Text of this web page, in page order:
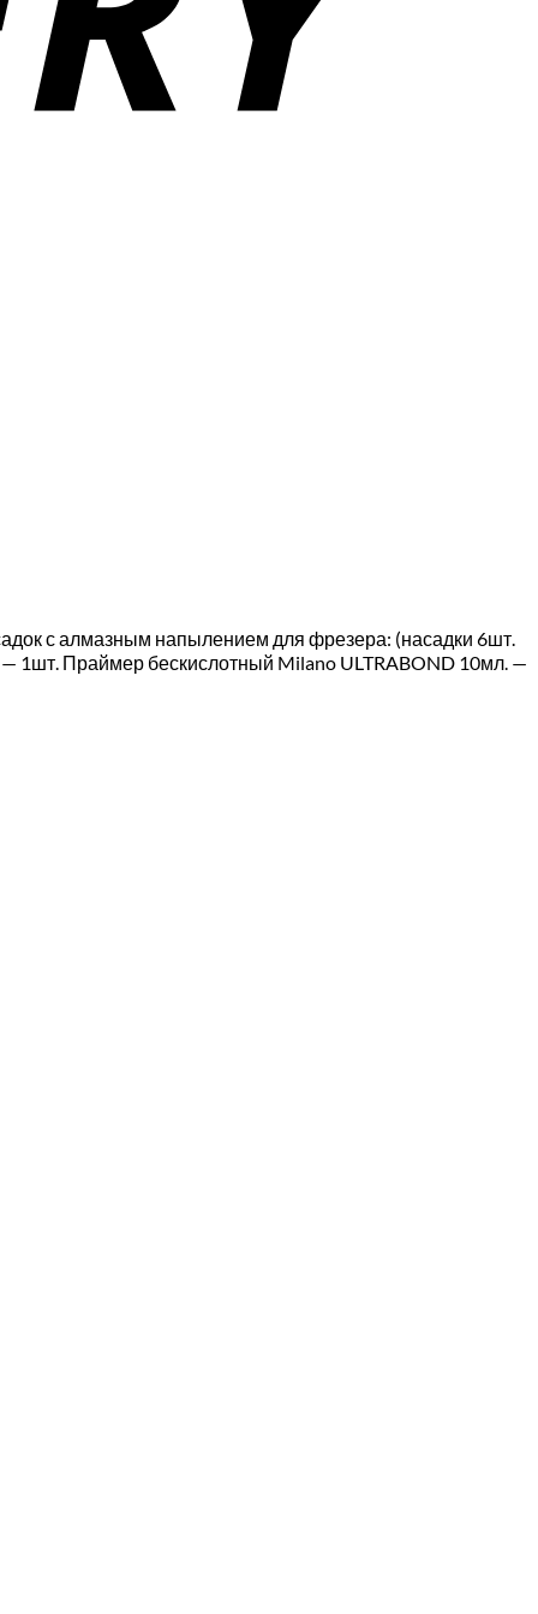
с алмазным напылением для фрезера: (насадки 6шт.
1шт. Праймер бескислотный Milano ULTRABOND 10мл. —